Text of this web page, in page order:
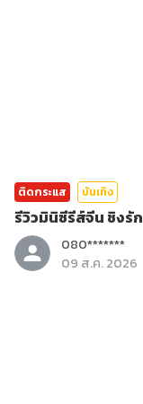
ติดกระแส บันเทิง
รีวิวมินิซีรีส์จีน ชิงรั
080*******
09 ส.ค. 2026